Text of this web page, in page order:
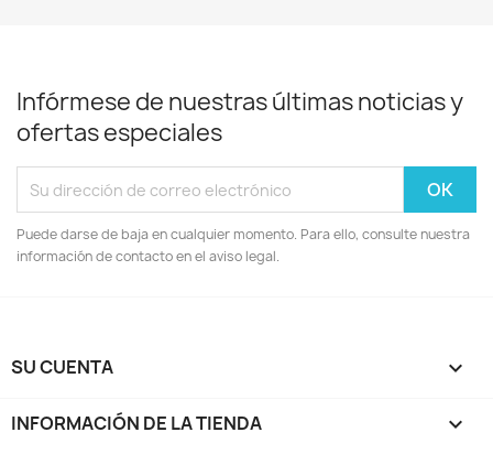
Infórmese de nuestras últimas noticias y
ofertas especiales
Puede darse de baja en cualquier momento. Para ello, consulte nuestra
información de contacto en el aviso legal.
SU CUENTA 
INFORMACIÓN DE LA TIENDA keyboard_arrow_down